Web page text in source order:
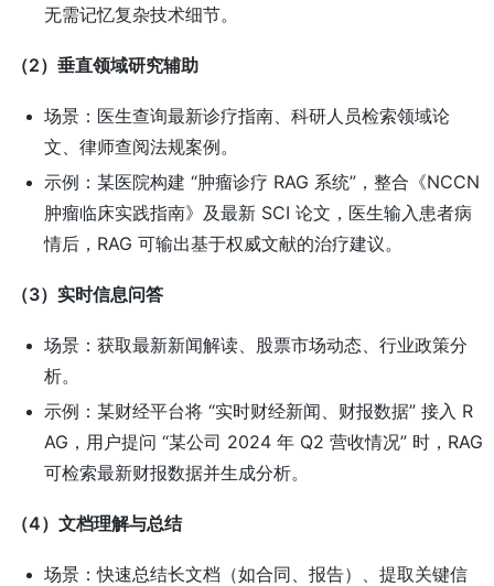
无需记忆复杂技术细节。
（2）垂直领域研究辅助
场景：医生查询最新诊疗指南、科研人员检索领域论
文、律师查阅法规案例。
示例：某医院构建 “肿瘤诊疗 RAG 系统”，整合《NCCN
肿瘤临床实践指南》及最新 SCI 论文，医生输入患者病
情后，RAG 可输出基于权威文献的治疗建议。
（3）实时信息问答
场景：获取最新新闻解读、股票市场动态、行业政策分
析。
示例：某财经平台将 “实时财经新闻、财报数据” 接入 R
AG，用户提问 “某公司 2024 年 Q2 营收情况” 时，RAG
可检索最新财报数据并生成分析。
（4）文档理解与总结
场景：快速总结长文档（如合同、报告）、提取关键信